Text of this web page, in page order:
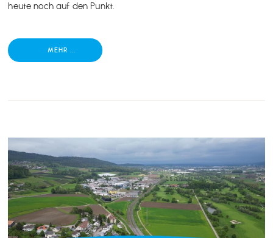
heute noch auf den Punkt.
MEHR ...